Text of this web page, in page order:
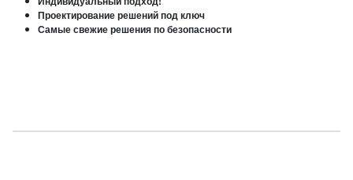
Проектирование решений под ключ
Самые свежие решения по безопасности